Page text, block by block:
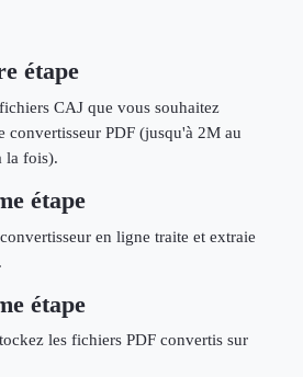
étape
CAJ que vous souhaitez
convertisseur PDF (jusqu'à 2M au
la fois).
étape
en ligne traite et extraie
étape
les fichiers PDF convertis sur